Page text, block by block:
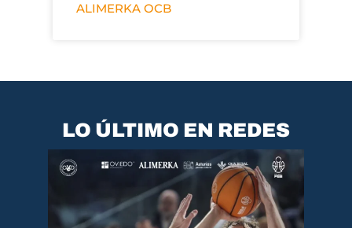
ALIMERKA OCB
LO ÚLTIMO EN REDES